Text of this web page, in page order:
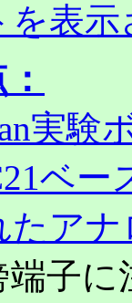
を表
実験
ベー
たア
子に